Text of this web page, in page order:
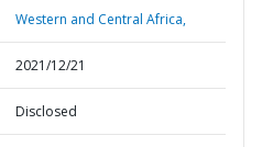
Western and Central Africa,
2021/12/21
Disclosed